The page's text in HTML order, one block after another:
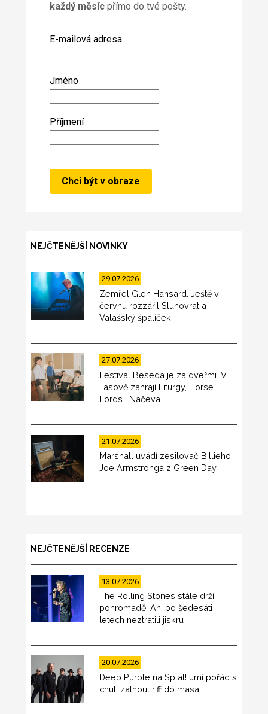
každý měsícpřímo do tvé pošty.
E-mailová adresa
Jméno
Příjmení
NEJČTENĚJŠÍ NOVINKY
29.07.2026
Zemřel Glen Hansard. Ještě v
červnu rozzářil Slunovrat a
Valašský špalíček
27.07.2026
Festival Beseda je za dveřmi. V
Tasově zahrají Liturgy, Horse
Lords i Načeva
21.07.2026
Marshall uvádí zesilovač Billieho
Joe Armstronga z Green Day
NEJČTENĚJŠÍ RECENZE
13.07.2026
The Rolling Stones stále drží
pohromadě. Ani po šedesáti
letech neztratili jiskru
20.07.2026
Deep Purple na Splat! umí pořád s
chutí zatnout riff do masa